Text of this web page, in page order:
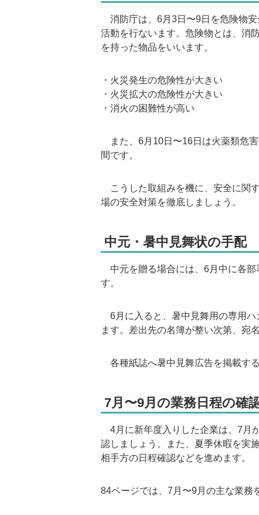
消防庁は、6月3日〜9日を危険物
活動を行ないます。危険物とは、消
を持った物品をいいます。
・火災発生の危険性が大きい
・火災拡大の危険性が大きい
・消火の困難性が高い
また、6月10日〜16日は火薬類危
間です。
こうした取組みを機に、安全に関
場の安全対策を徹底しましょう。
中元・暑中見舞状の手配
中元を贈る場合には、6月中に各部
す。
6月に入ると、暑中見舞用の専用ハ
ます。差出先の名簿が整い次第、宛
各種紙誌へ暑中見舞広告を掲載す
7月〜9月の業務日程の確
4月に新年度入りした企業は、7月
認しましょう。また、夏季休暇を実
相手方の日程確認などを進めます。
84ページでは、7月〜9月の主な業務